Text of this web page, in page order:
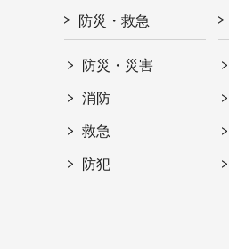
防災・救急
防災・災害
消防
救急
防犯